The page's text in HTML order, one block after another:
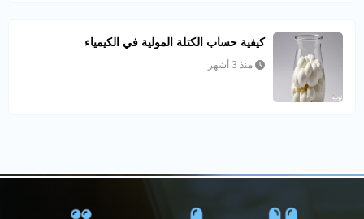
كيفية حساب الكتلة المولية في الكيمياء
منذ 3 أشهر